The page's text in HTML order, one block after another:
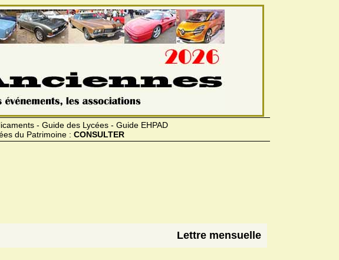
- Guide des Lycées - Guide EHPAD
du Patrimoine : CONSULTER
Lettre mensuelle